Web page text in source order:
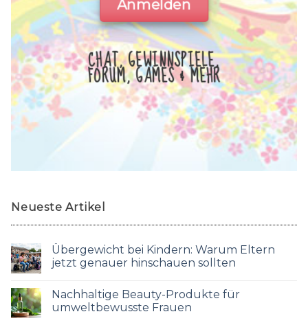
Anmelden
CHAT, GEWINNSPIELE,
FORUM, GAMES & MEHR
Neueste Artikel
Übergewicht bei Kindern: Warum Eltern
jetzt genauer hinschauen sollten
Nachhaltige Beauty-Produkte für
umweltbewusste Frauen